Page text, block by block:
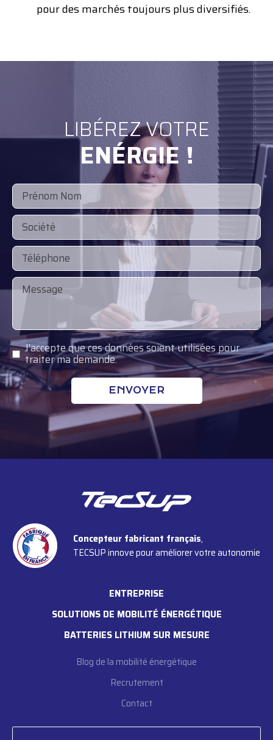
pour des marchés toujours plus diversifiés.
LIBÉREZ VOTRE
ENÉRGIE !
J'accepte que ces données soient utilisées pour
traiter ma demande.
Concepteur fabricant français,
TECSUP innove pour améliorer votre autonomie
ENTREPRISE
SOLUTIONS DE MOBILITÉ ÉNERGÉTIQUE
BATTERIES LITHIUM SUR MESURE
Blog de la mobilité énergétique
Recrutement
Contact